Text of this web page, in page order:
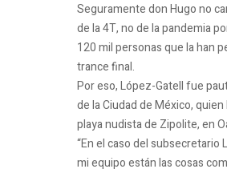
Seguramente don Hugo no
de la 4T, no de la pandemia
120 mil personas que la han
trance final.
Por eso, López-Gatell fue
de la Ciudad de México,
playa nudista de Zipolite, en
“En el caso del
mi equipo están las cosas